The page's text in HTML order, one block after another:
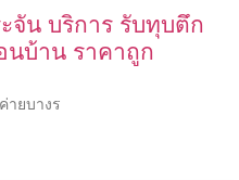
จัน บริการ รับทุบตึก
นบ้าน ราคาถูก
ายบางร